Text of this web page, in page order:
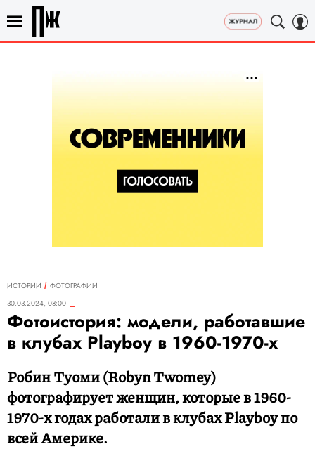
ИСТОРИИ
ФОТОГРАФИИ
30.03.2024, 08:00
Фотоистория: модели, работавшие
в клубах Playboy в 1960-1970-х
Робин Туоми (Robyn Twomey)
фотографирует женщин, которые в 1960-
1970-х годах работали в клубах Playboy по
всей Америке.